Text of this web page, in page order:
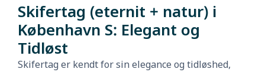
Skifertag (eternit + natur) i
København S: Elegant og
Tidløst
Skifertag er kendt for sin elegance og tidløshed,